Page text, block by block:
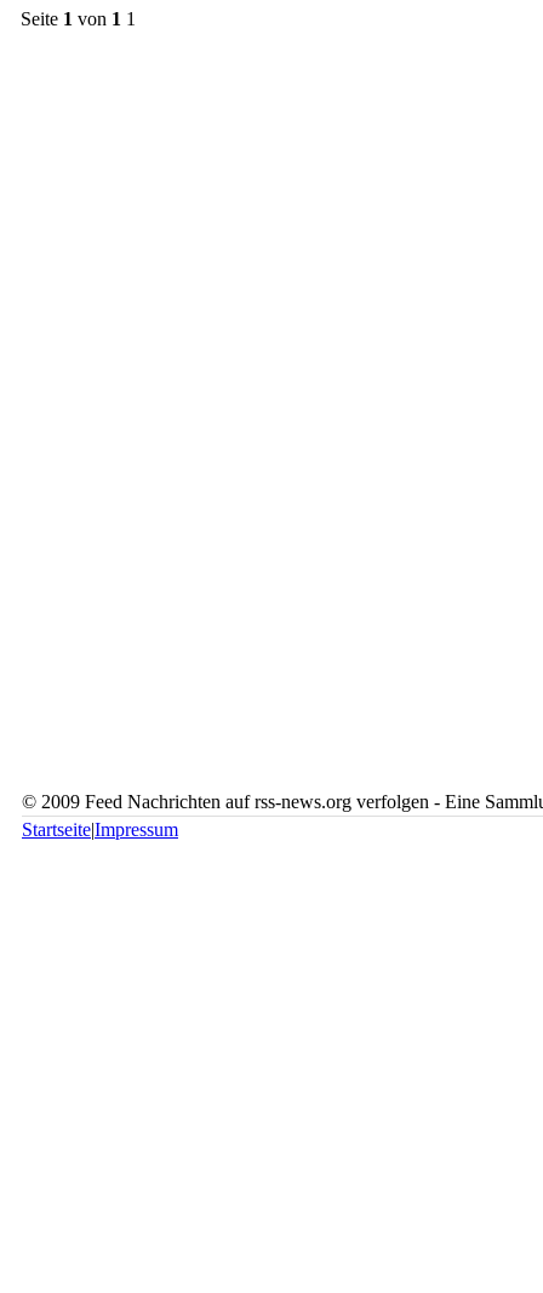
Seite 1 von 1 1
© 2009 Feed Nachrichten auf rss-news.org verfolgen - Eine
Startseite|Impressum